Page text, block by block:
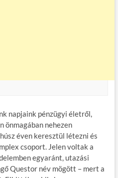
napjaink pénzügyi életről,
önmagában nehezen
éven keresztül létezni és
csoport. Jelen voltak a
egyaránt, utazási
Questor név mögött – mert a